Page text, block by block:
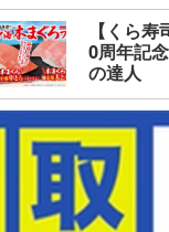
【くら
0周年記
の達人